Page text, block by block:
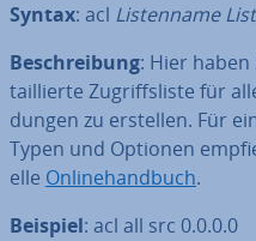
Syntax: acl Lis­ten­na­me
Be­schrei­bung: Hier
tail­lier­te Zu­griffs­lis­te für
dun­gen zu erstellen. Für
Typen und Optionen
el­le On­line­hand­buch.
Beispiel: acl all src 0.0.0.0